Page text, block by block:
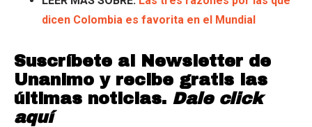
dicen Colombia es favorita en el Mundial
Suscríbete al Newsletter de
Unanimo y recibe gratis las
últimas noticias. Dale click
aquí